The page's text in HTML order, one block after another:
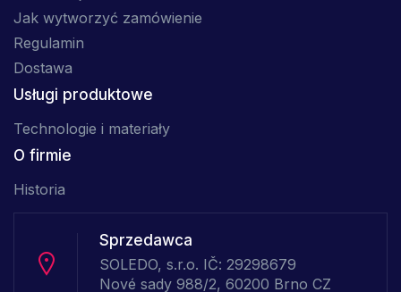
Jak wytworzyć zamówienie
Regulamin
Dostawa
Usługi produktowe
Technologie i materiały
O firmie
Historia
Sprzedawca
SOLEDO, s.r.o. IČ: 29298679
Nové sady 988/2, 60200 Brno CZ